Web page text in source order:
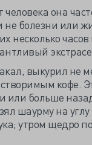
человека она
не болезни или
несколько
выкурил не
кофе.
или больше
шаурму на
утром щедро